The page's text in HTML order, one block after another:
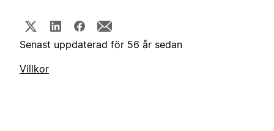
Senast uppdaterad för 56 år sedan
Villkor